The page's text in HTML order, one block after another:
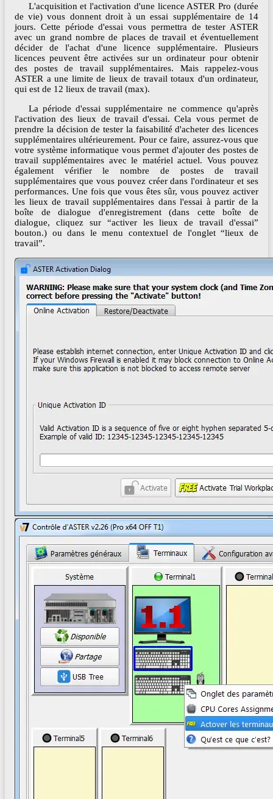
L'acquisition et l'activation d'une licence ASTER Pro (durée
de vie) vous donnent droit à un essai supplémentaire de 14
jours. Cette période d'essai vous permettra de tester ASTER
avec un grand nombre de places de travail et éventuellement
décider de l'achat d'une licence supplémentaire. Plusieurs
licences peuvent être activées sur un ordinateur pour obtenir
des postes de travail supplémentaires. Mais rappelez-vous
ASTER a une limite de lieux de travail totaux d'un ordinateur,
qui est de 12 lieux de travail (max).
La période d'essai supplémentaire ne commence qu'après
l'activation des lieux de travail d'essai. Cela vous permet de
prendre la décision de tester la faisabilité d'acheter des licences
supplémentaires ultérieurement. Pour ce faire, assurez-vous que
votre système informatique vous permet d'ajouter des postes de
travail supplémentaires avec le matériel actuel. Vous pouvez
également vérifier le nombre de postes de travail
supplémentaires que vous pouvez créer dans l'ordinateur et ses
performances. Une fois que vous êtes sûr, vous pouvez activer
les lieux de travail supplémentaires dans l'essai à partir de la
boîte de dialogue d'enregistrement (dans cette boîte de
dialogue, cliquez sur “activer les lieux de travail d'essai”
bouton.) ou dans le menu contextuel de l'onglet “lieux de
travail”.